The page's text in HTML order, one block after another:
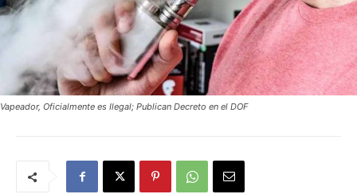
Vapeador, Oficialmente es Ilegal; Publican Decreto en el DOF